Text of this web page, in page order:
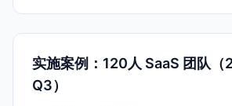
实施案例：120人 SaaS 团队
Q3）